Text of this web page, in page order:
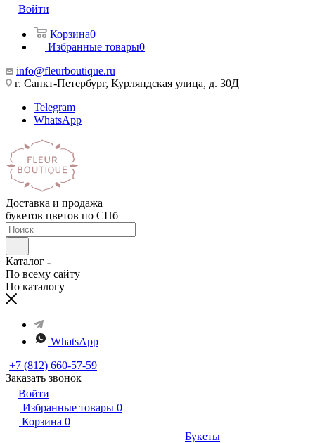
Войти
Корзина0
Избранные товары0
info@fleurboutique.ru
г. Санкт-Петербург, Курляндская улица, д. 30Д
Telegram
WhatsApp
Доставка и продажа
букетов цветов по СПб
Каталог
По всему сайту
По каталогу
WhatsApp
+7 (812) 660-57-59
Заказать звонок
Войти
Избранные товары 0
Корзина 0
Букеты